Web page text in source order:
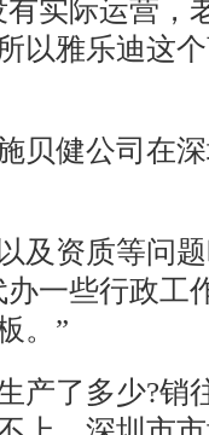
实际运营，
以雅乐迪这
健公司在深
资质等问题
一些行政工
。”
了多少?销